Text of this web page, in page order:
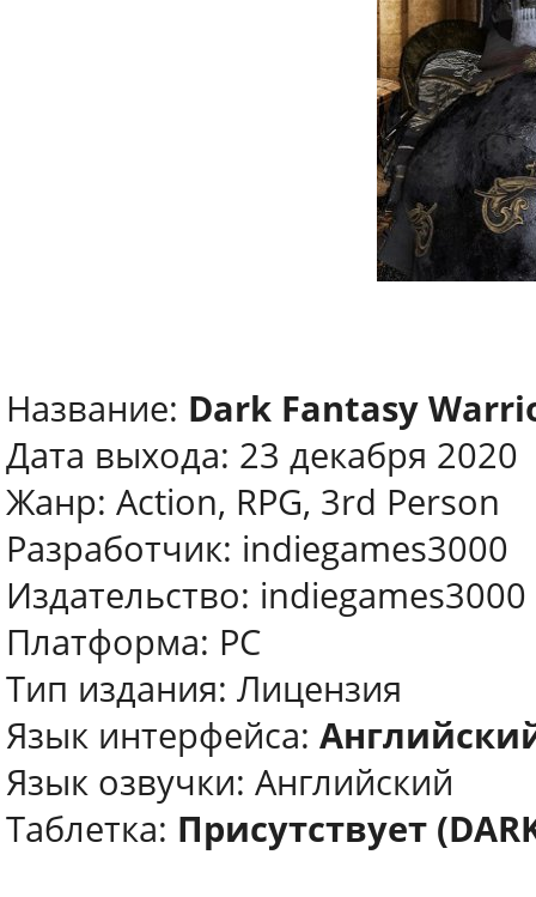
Название: Dark Fantasy
Дата выхода: 23 декабря 2020
Жанр: Action, RPG, 3rd Person
Разработчик: indiegames3000
Издательство: indiegames3000
Платформа: PC
Тип издания: Лицензия
Язык интерфейса:
Язык озвучки: Английский
Таблетка: Присутствует